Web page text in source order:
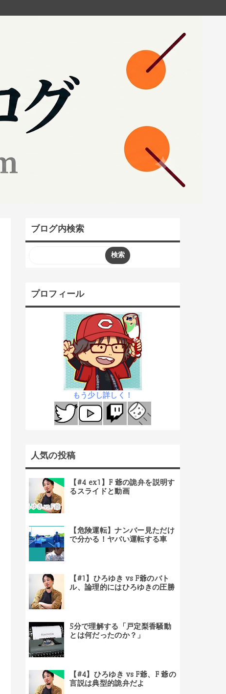
ブログ内検索
プロフィール
もう少し詳しく！
人気の投稿
【#4 ex1】F 爺の詭弁を説明す
るスライドと動画
【危険運転】ナンバー見ただけ
で分かる！ヤバい運転する車
【#1】ひろゆき vs F爺のバト
ル、論理的にはひろゆきの圧勝
5分で理解する「戸定梨香騒動
とは何だったのか？」
【#4】ひろゆき vs F爺、F 爺の
言説は典型的詭弁だよ